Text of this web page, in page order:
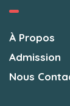
À Propos
Admission
Nous